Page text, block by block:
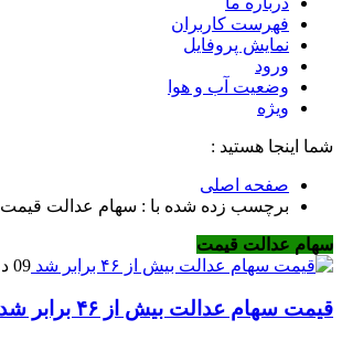
فهرست کاربران
نمایش پروفایل
ورود
وضعیت آب و هوا
ویژه
شما اینجا هستید :
صفحه اصلی
برچسب زده شده با : سهام عدالت قیمت
سهام عدالت قیمت
09 دی 1403
قیمت سهام عدالت بیش از ۴۶ برابر شد